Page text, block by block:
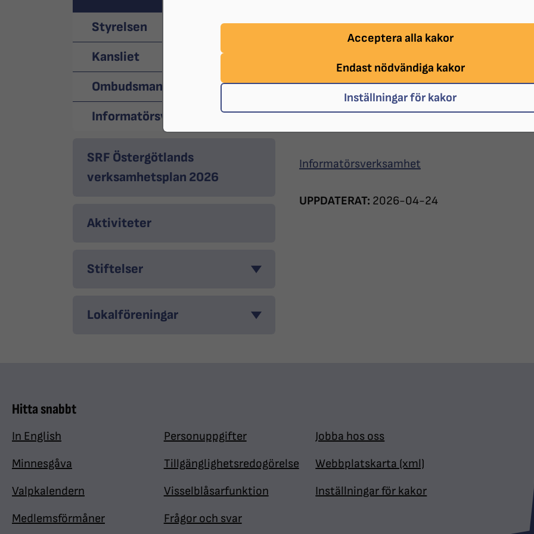
Acceptera alla kakor
Endast nödvändiga kakor
Inställningar för kakor
Styrelsen
Kansliet
Ombudsmannen
Informatörsverksamhet
SRF Östergötlands
verksamhetsplan 2026
Aktiviteter
Stiftelser
Lokalföreningar
Informatörsverksamhet
UPPDATERAT: 2026-04-24
Hitta snabbt
In English
Minnesgåva
Valpkalendern
Medlemsförmåner
Personuppgifter
Tillgänglighetsredogörelse
Visselblåsarfunktion
Frågor och svar
Jobba hos oss
Webbplatskarta (xml)
Inställningar för kakor